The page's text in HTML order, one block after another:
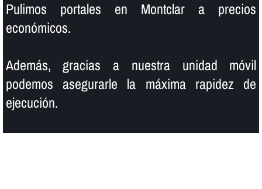
Pulimos portales en Montclar a precios
económicos.
Además, gracias a nuestra unidad móvil
podemos asegurarle la máxima rapidez de
ejecución.